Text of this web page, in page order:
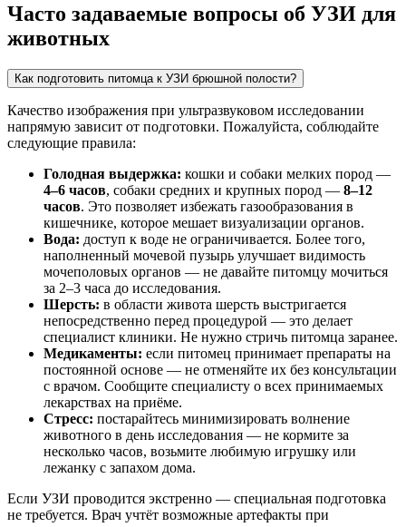
Ветеринарное УЗИ в Санкт-Петербурге и Москве. УЗИ кошки
Часто задаваемые вопросы об УЗИ для
животных
Как подготовить питомца к УЗИ брюшной полости?
Качество изображения при ультразвуковом исследовании
напрямую зависит от подготовки. Пожалуйста, соблюдайте
следующие правила:
Голодная выдержка: кошки и собаки мелких пород —
4–6 часов, собаки средних и крупных пород — 8–12
часов. Это позволяет избежать газообразования в
кишечнике, которое мешает визуализации органов.
Вода: доступ к воде не ограничивается. Более того,
наполненный мочевой пузырь улучшает видимость
мочеполовых органов — не давайте питомцу мочиться
за 2–3 часа до исследования.
Шерсть: в области живота шерсть выстригается
непосредственно перед процедурой — это делает
специалист клиники. Не нужно стричь питомца заранее.
Медикаменты: если питомец принимает препараты на
постоянной основе — не отменяйте их без консультации
с врачом. Сообщите специалисту о всех принимаемых
лекарствах на приёме.
Стресс: постарайтесь минимизировать волнение
животного в день исследования — не кормите за
несколько часов, возьмите любимую игрушку или
лежанку с запахом дома.
Если УЗИ проводится экстренно — специальная подготовка
не требуется. Врач учтёт возможные артефакты при